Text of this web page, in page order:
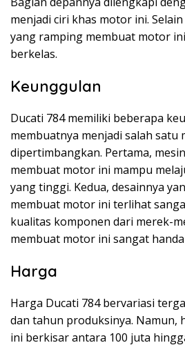
menjadi ciri khas motor ini.
yang ramping membuat motor
berkelas.
Keunggulan
Ducati 784 memiliki beberapa
membuatnya menjadi salah
dipertimbangkan. Pertama,
membuat motor ini mampu
yang tinggi. Kedua, desainnya
membuat motor ini terlihat
kualitas komponen dari merek-
membuat motor ini sangat
Harga
Harga Ducati 784 bervariasi
dan tahun produksinya.
ini berkisar antara 100 juta